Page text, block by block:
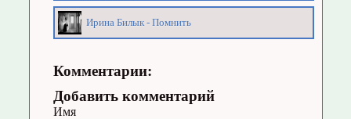
Ирина Билык - Помнить
Комментарии:
Добавить комментарий
Имя